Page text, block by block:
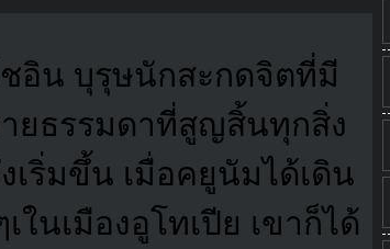
อิน บุรุษนักสะกดจิตที่มี
ยธรรมดาที่สูญสิ้นทุกสิ่ง
ริ่มขึ้น เมื่อคยูนัมได้เดิน
นเมืองอูโทเปีย เขาก็ได้